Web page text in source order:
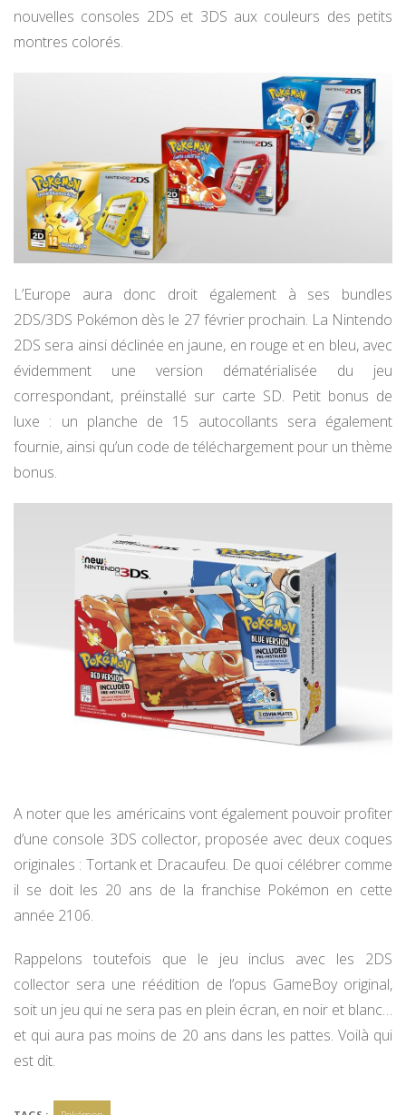
nouvelles consoles 2DS et 3DS aux couleurs des petits
montres colorés.
L’Europe aura donc droit également à ses bundles
2DS/3DS Pokémon dès le 27 février prochain. La Nintendo
2DS sera ainsi déclinée en jaune, en rouge et en bleu, avec
évidemment une version dématérialisée du jeu
correspondant, préinstallé sur carte SD. Petit bonus de
luxe : un planche de 15 autocollants sera également
fournie, ainsi qu’un code de téléchargement pour un thème
bonus.
A noter que les américains vont également pouvoir profiter
d’une console 3DS collector, proposée avec deux coques
originales : Tortank et Dracaufeu. De quoi célébrer comme
il se doit les 20 ans de la franchise Pokémon en cette
année 2106.
Rappelons toutefois que le jeu inclus avec les 2DS
collector sera une réédition de l’opus GameBoy original,
soit un jeu qui ne sera pas en plein écran, en noir et blanc…
et qui aura pas moins de 20 ans dans les pattes. Voilà qui
est dit.